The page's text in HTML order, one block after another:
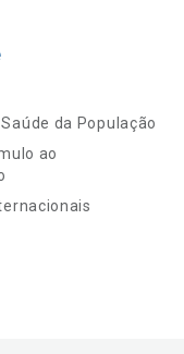
da População
ao